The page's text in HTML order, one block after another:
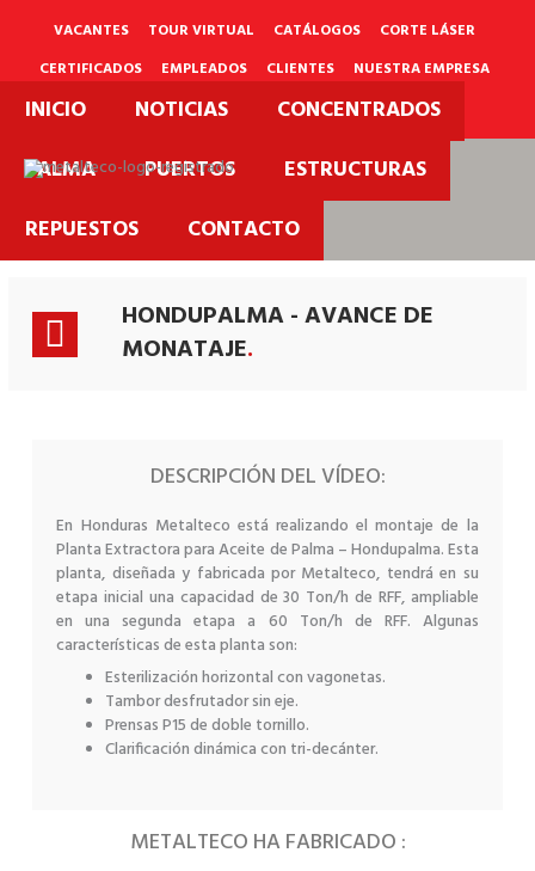
VACANTES TOUR VIRTUAL CATÁLOGOS
CORTE LÁSER
CERTIFICADOS
EMPLEADOS CLIENTES
NUESTRA EMPRESA
PQRS
INICIO NOTICIAS
CONCENTRADOS
PALMA
PUERTOS
ESTRUCTURAS
REPUESTOS
CONTACTO
Videos.
HONDUPALMA - AVANCE DE
MONATAJE.
DESCRIPCIÓN DEL VÍDEO:
En Honduras Metalteco está realizando el montaje de la
Planta Extractora para Aceite de Palma – Hondupalma. Esta
planta, diseñada y fabricada por Metalteco, tendrá en su
etapa inicial una capacidad de 30 Ton/h de RFF, ampliable
en una segunda etapa a 60 Ton/h de RFF. Algunas
características de esta planta son:
Esterilización horizontal con vagonetas.
Tambor desfrutador sin eje.
Prensas P15 de doble tornillo.
Clarificación dinámica con tri-decánter.
METALTECO HA FABRICADO :